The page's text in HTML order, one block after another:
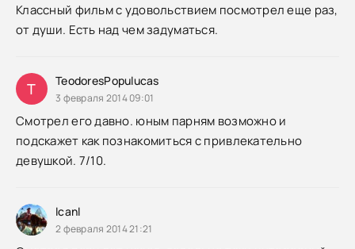
Классный фильм с удовольствием посмотрел еще раз,
от души. Есть над чем задуматься.
T TeodoresPopulucas
3 февраля 2014 09:01
Смотрел его давно. юным парням возможно и
подскажет как познакомиться с привлекательно
девушкой. 7/10.
lcanl
2 февраля 2014 21:21